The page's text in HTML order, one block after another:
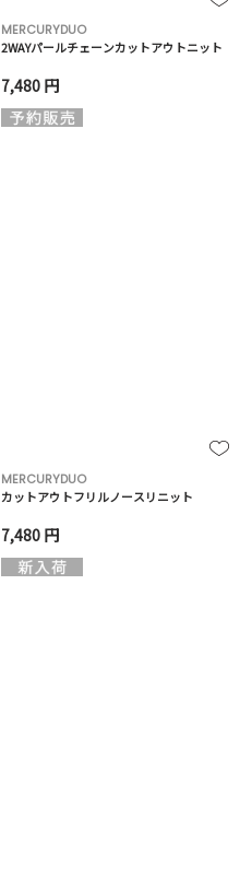
MERCURYDUO
2WAYパールチェーンカットアウトニット
7,480 円
MERCURYDUO
カットアウトフリルノースリニット
7,480 円